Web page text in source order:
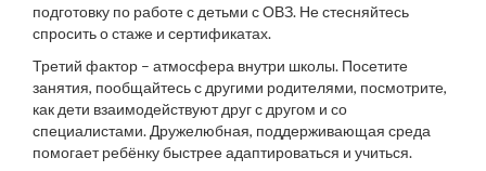
подготовку по работе с детьми с ОВЗ. Не стесняйтесь
спросить о стаже и сертификатах.
Третий фактор – атмосфера внутри школы. Посетите
занятия, пообщайтесь с другими родителями, посмотрите,
как дети взаимодействуют друг с другом и со
специалистами. Дружелюбная, поддерживающая среда
помогает ребёнку быстрее адаптироваться и учиться.